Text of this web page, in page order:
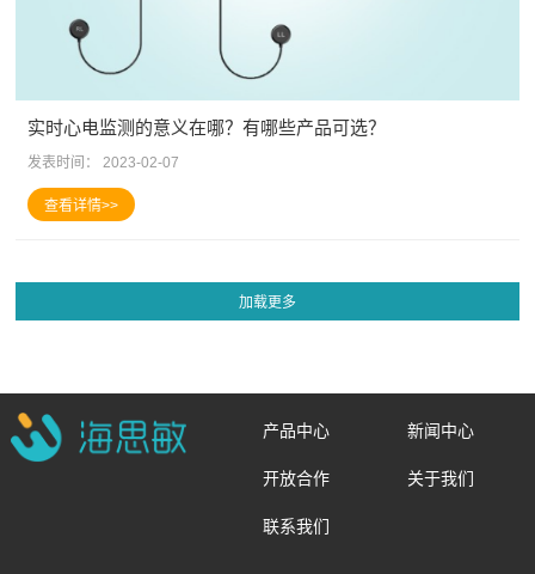
实时心电监测的意义在哪？有哪些产品可选？
发表时间： 2023-02-07
产品中心 新闻中心
开放合作 关于我们
联系我们